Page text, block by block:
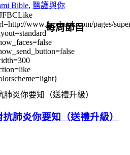
Bible, 醫護與你
www.facebook.com/pages/
每周節目
肺炎你要知（送禮升級）